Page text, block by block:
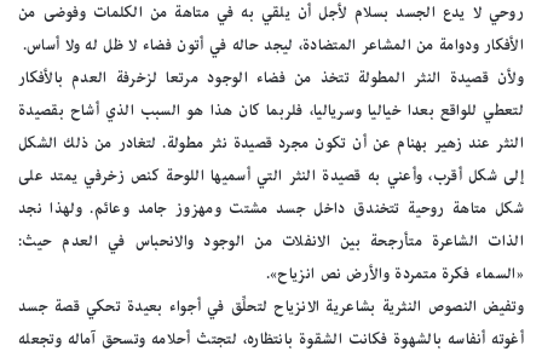
روحي لا يدع الجسد بسلام لأجل أن يلقي به في متاهة من الكلمات وفوضى من
الأفكار ودوامة من المشاعر المتضادة، ليجد حاله في أتون فضاء لا ظل له ولا أساس.
ولأن قصيدة النثر المطولة تتخذ من فضاء الوجود مرتعا لزخرفة العدم بالأفكار
لتعطي للواقع بعدا خياليا وسرياليا، فلربما كان هذا هو السبب الذي أشاح بقصيدة
النثر عند زهير بهنام عن أن تكون مجرد قصيدة نثر مطولة. لتغادر من ذلك الشكل
إلى شكل أقرب، وأعني به قصيدة النثر التي أسميها اللوحة كنص زخرفي يمتد على
شكل متاهة روحية تتخندق داخل جسد مشتت ومهزوز جامد وعائم. ولهذا نجد
الذات الشاعرة متأرجحة بين الانفلات من الوجود والانحباس في العدم حيث:
«السماء فكرة متمردة والأرض نص انزياح».
وتفيض النصوص النثرية بشاعرية الانزياح لتحلِّق في أجواء بعيدة تحكي قصة جسد
أغوته أنفاسه بالشهوة فكانت الشقوة بانتظاره، لتجتث أحلامه وتسحق آماله وتجعله